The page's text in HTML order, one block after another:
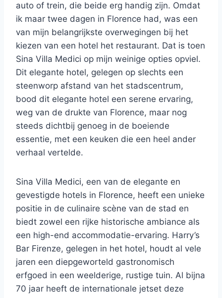
auto of trein, die beide erg handig zijn. Omdat
ik maar twee dagen in Florence had, was een
van mijn belangrijkste overwegingen bij het
kiezen van een hotel het restaurant. Dat is toen
Sina Villa Medici op mijn weinige opties opviel.
Dit elegante hotel, gelegen op slechts een
steenworp afstand van het stadscentrum,
bood dit elegante hotel een serene ervaring,
weg van de drukte van Florence, maar nog
steeds dichtbij genoeg in de boeiende
essentie, met een keuken die een heel ander
verhaal vertelde.
Sina Villa Medici, een van de elegante en
gevestigde hotels in Florence, heeft een unieke
positie in de culinaire scène van de stad en
biedt zowel een rijke historische ambiance als
een high-end accommodatie-ervaring. Harry’s
Bar Firenze, gelegen in het hotel, houdt al vele
jaren een diepgeworteld gastronomisch
erfgoed in een weelderige, rustige tuin. Al bijna
70 jaar heeft de internationale jetset deze